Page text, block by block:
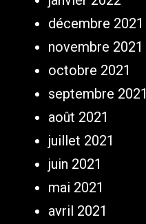
décembre 2021
novembre 2021
octobre 2021
septembre 2021
août 2021
juillet 2021
juin 2021
mai 2021
avril 2021